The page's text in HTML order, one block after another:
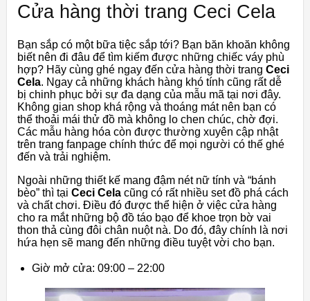
Cửa hàng thời trang Ceci Cela
Bạn sắp có một bữa tiệc sắp tới? Bạn băn khoăn không
biết nên đi đâu để tìm kiếm được những chiếc váy phù
hợp? Hãy cùng ghé ngay đến cửa hàng thời trang Ceci
Cela. Ngay cả những khách hàng khó tính cũng rất dễ
bị chinh phục bởi sự đa dạng của mẫu mã tại nơi đây.
Không gian shop khá rộng và thoáng mát nên bạn có
thể thoải mái thử đồ mà không lo chen chúc, chờ đợi.
Các mẫu hàng hóa còn được thường xuyên cập nhật
trên trang fanpage chính thức để mọi người có thế ghé
đến và trải nghiệm.
Ngoài những thiết kế mang đậm nét nữ tính và “bánh
bèo” thì tại Ceci Cela cũng có rất nhiều set đồ phá cách
và chất chơi. Điều đó được thể hiện ở việc cửa hàng
cho ra mắt những bộ đồ táo bạo để khoe trọn bờ vai
thon thả cùng đôi chân nuột nà. Do đó, đây chính là nơi
hứa hẹn sẽ mang đến những điều tuyệt vời cho bạn.
Giờ mở cửa: 09:00 – 22:00